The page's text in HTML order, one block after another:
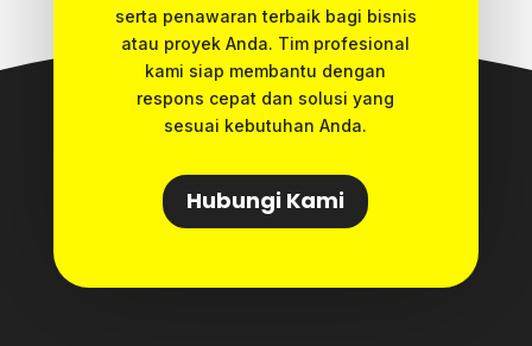
serta penawaran terbaik bagi bisnis
atau proyek Anda. Tim profesional
kami siap membantu dengan
respons cepat dan solusi yang
sesuai kebutuhan Anda.
Hubungi Kami